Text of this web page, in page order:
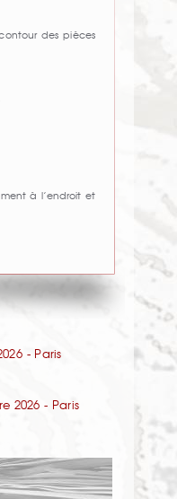
des pièces
à l’endroit et
- Paris
2026 - Paris